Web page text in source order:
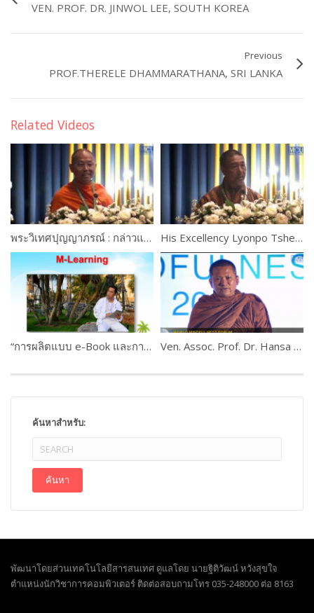
VEN. PROF. DR. JINWOL LEE, SOUTH KOREA
Previous
PROF.THERELE DHAMMARATHANA, SRI LANKA
Related Videos
พระวิเทศปุญญาภรณ์ : กล่าวแสดงความยินดี His Excellency Lyonpo Tshering Wangchuk, Bhutan
“การผลิตแบบ e-Book และการใช้งานระบบ M-Learning ” ดร.เกษม แสงนนท์ และคณะ PART #2 Ven. Assoc. Prof. Dr. Hansa Dhammahaso
ค้นหาสำหรับ:
พัฒนาโดยส่วนเทคโนโลยีสารสนเทศ ดูแลโดย นายฐิติวัฒน์ หวังสุขใจ
ตำแหน่งนักวิชาการคอมพิวเตอร์ ติดต่อสอบถามโทร 035-248000 ต่อ 8163